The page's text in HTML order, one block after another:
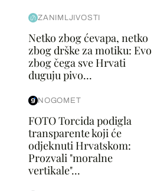
ZANIMLJIVOSTI
Netko zbog ćevapa, netko
zbog drške za motiku: Evo
zbog čega sve Hrvati
duguju pivo...
NOGOMET
FOTO Torcida podigla
transparente koji će
odjeknuti Hrvatskom:
Prozvali "moralne
vertikale"...